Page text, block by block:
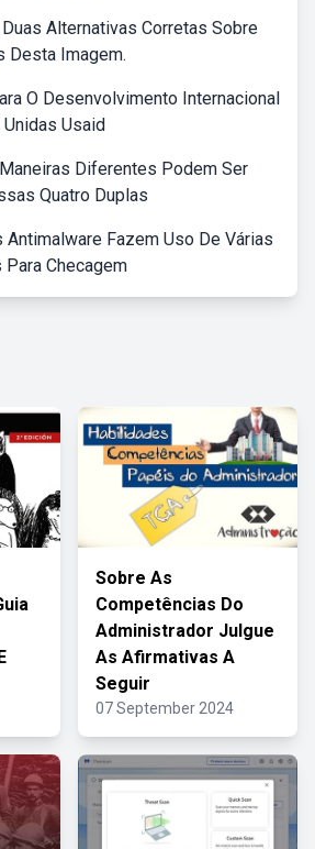
Alternativas Corretas Sobre
Desta Imagem.
O Desenvolvimento Internacional
Usaid
Diferentes Podem Ser
Quatro Duplas
Antimalware Fazem Uso De Várias
Para Checagem
Sobre As
Competências Do
Administrador Julgue
As Afirmativas A
Seguir
07 September 2024